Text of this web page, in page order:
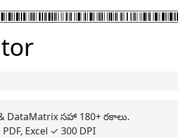
DataMatrix సహా 180+ రకాలు.
Excel ✓ 300 DPI